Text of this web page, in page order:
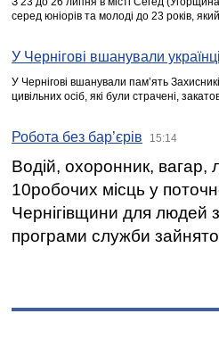
серед юніорів та молоді до 23 років,
У Чернігові вшанували
У Чернігові вшанували пам’ять
цивільних осіб, які були страчені,
Робота без бар’єрів 15:14
Водій, охоронник, вагар,
10робочих місць у
Чернігівщини для людей
програми служби